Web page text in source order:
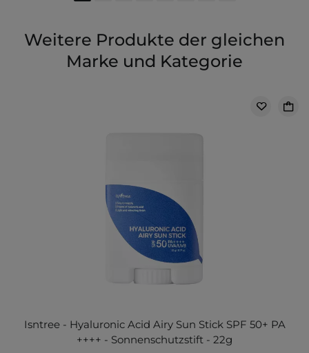
Weitere Produkte der gleichen
Marke und Kategorie
Isntree - Hyaluronic Acid Airy Sun Stick SPF 50+ PA
++++ - Sonnenschutzstift - 22g